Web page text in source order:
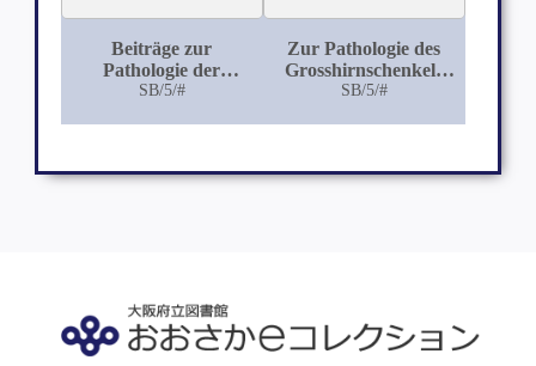
Beiträge zur
Pathologie der
Grosshirnrinde:
des Breslauer
SB/5/#
Zur Pathologie des
Grosshirnschenkels
(Aus der
Breslau)
SB/5/#